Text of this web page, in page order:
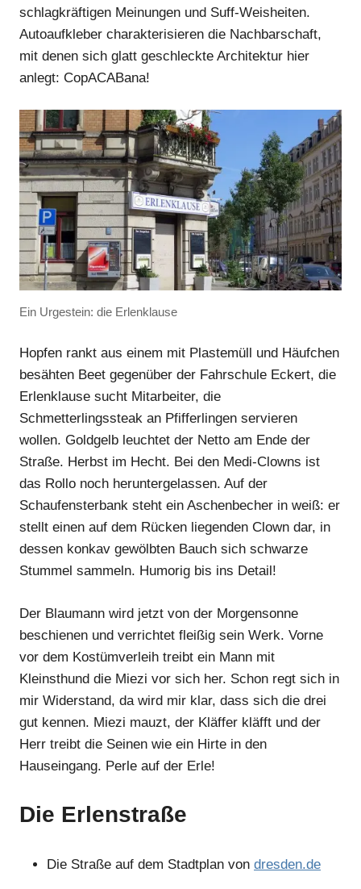
Anzeige
Anzeige
Anzeige
Anzeige
Anzeige
schlagkräftigen Meinungen und Suff-Weisheiten.
Autoaufkleber charakterisieren die Nachbarschaft,
mit denen sich glatt geschleckte Architektur hier
anlegt: CopACABana!
Ein Urgestein: die Erlenklause
Hopfen rankt aus einem mit Plastemüll und Häufchen
besähten Beet gegenüber der Fahrschule Eckert, die
Erlenklause sucht Mitarbeiter, die
Schmetterlingssteak an Pfifferlingen servieren
wollen. Goldgelb leuchtet der Netto am Ende der
Straße. Herbst im Hecht. Bei den Medi-Clowns ist
das Rollo noch heruntergelassen. Auf der
Schaufensterbank steht ein Aschenbecher in weiß: er
stellt einen auf dem Rücken liegenden Clown dar, in
dessen konkav gewölbten Bauch sich schwarze
Stummel sammeln. Humorig bis ins Detail!
Der Blaumann wird jetzt von der Morgensonne
beschienen und verrichtet fleißig sein Werk. Vorne
vor dem Kostümverleih treibt ein Mann mit
Kleinsthund die Miezi vor sich her. Schon regt sich in
mir Widerstand, da wird mir klar, dass sich die drei
gut kennen. Miezi mauzt, der Kläffer kläfft und der
Herr treibt die Seinen wie ein Hirte in den
Hauseingang. Perle auf der Erle!
Die Erlenstraße
Die Straße auf dem Stadtplan von dresden.de